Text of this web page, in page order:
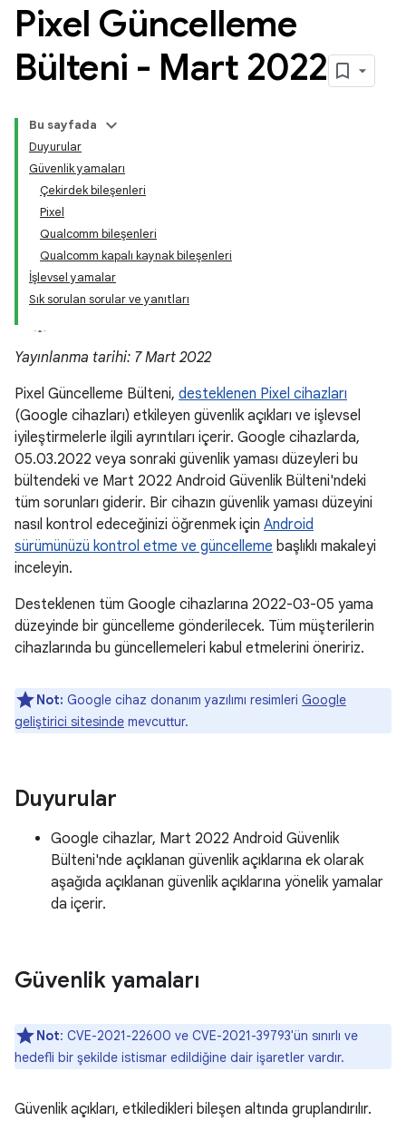
Pixel Güncelleme
Bülteni - Mart 2022
Bu sayfada
Duyurular
Güvenlik yamaları
Çekirdek bileşenleri
Pixel
Qualcomm bileşenleri
Qualcomm kapalı kaynak bileşenleri
İşlevsel yamalar
Sık sorulan sorular ve yanıtları
Yayınlanma tarihi: 7 Mart 2022
Pixel Güncelleme Bülteni, desteklenen Pixel cihazları
(Google cihazları) etkileyen güvenlik açıkları ve işlevsel
iyileştirmelerle ilgili ayrıntıları içerir. Google cihazlarda,
05.03.2022 veya sonraki güvenlik yaması düzeyleri bu
bültendeki ve Mart 2022 Android Güvenlik Bülteni'ndeki
tüm sorunları giderir. Bir cihazın güvenlik yaması düzeyini
nasıl kontrol edeceğinizi öğrenmek için Android
sürümünüzü kontrol etme ve güncelleme başlıklı makaleyi
inceleyin.
Desteklenen tüm Google cihazlarına 2022-03-05 yama
düzeyinde bir güncelleme gönderilecek. Tüm müşterilerin
cihazlarında bu güncellemeleri kabul etmelerini öneririz.
Not: Google cihaz donanım yazılımı resimleri Google
geliştirici sitesinde mevcuttur.
Duyurular
Google cihazlar, Mart 2022 Android Güvenlik
Bülteni'nde açıklanan güvenlik açıklarına ek olarak
aşağıda açıklanan güvenlik açıklarına yönelik yamalar
da içerir.
Güvenlik yamaları
Not: CVE-2021-22600 ve CVE-2021-39793'ün sınırlı ve
hedefli bir şekilde istismar edildiğine dair işaretler vardır.
Güvenlik açıkları, etkiledikleri bileşen altında gruplandırılır.